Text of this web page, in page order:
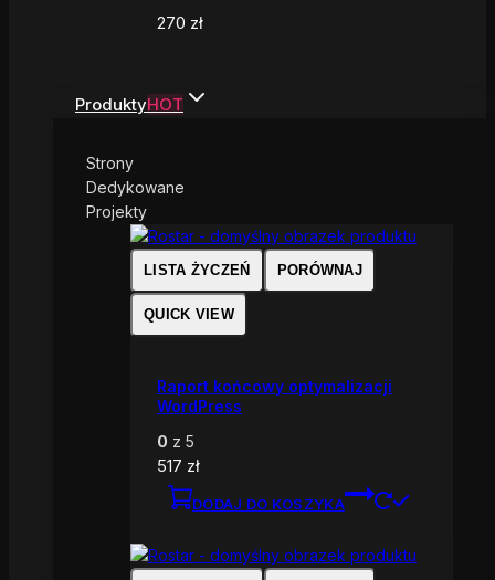
270 zł
ProduktyHOT
Strony
Dedykowane
Projekty
LISTA ŻYCZEŃ PORÓWNAJ
QUICK VIEW
Raport końcowy optymalizacji
WordPress
0 z 5
517 zł
DODAJ DO KOSZYKA